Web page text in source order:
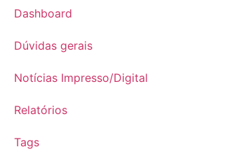
Dashboard
Dúvidas gerais
Notícias Impresso/Digital
Relatórios
Tags